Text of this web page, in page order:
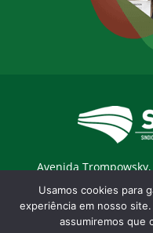
Avenida
Trompowsky Corporate
88015-300 |E-
Desenvolvido pela
Usamos cookies para
experiência em nosso
assumiremos que